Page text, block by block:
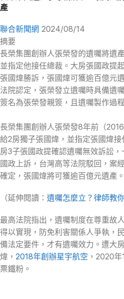
產
聯合新聞網 2024/08/14
摘要
長榮集團創辦人張榮發的遺囑將遺
並指定他接任總裁。大房張國政提
張國煒勝訴，張國煒可獲逾百億元
法院認定，張榮發立遺囑時具備遺
簽名為張榮發親簽，且遺囑製作過
長榮集團創辦人張榮發8年前（
給2房獨子張國煒，並指定張國煒
房3子張國政提確認遺囑無效訴訟
國政上訴，台灣高等法院駁回，案
確定，張國煒將可獲逾百億元遺產。
（延伸閱讀： 遺囑怎麼立？律師教
最高法院指出，遺囑制度在尊重故
得以實現，防免利害關係人爭執，
備法定要件，才有遺囑效力。遭大
煒， 2018年創辦星宇航空 ，2020
票鐵粉。